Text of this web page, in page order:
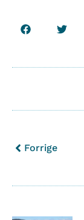
Forrige